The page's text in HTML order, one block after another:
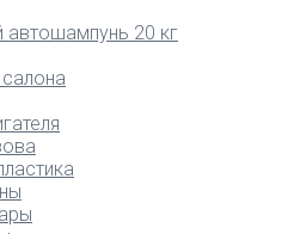
автошампунь 20 кг